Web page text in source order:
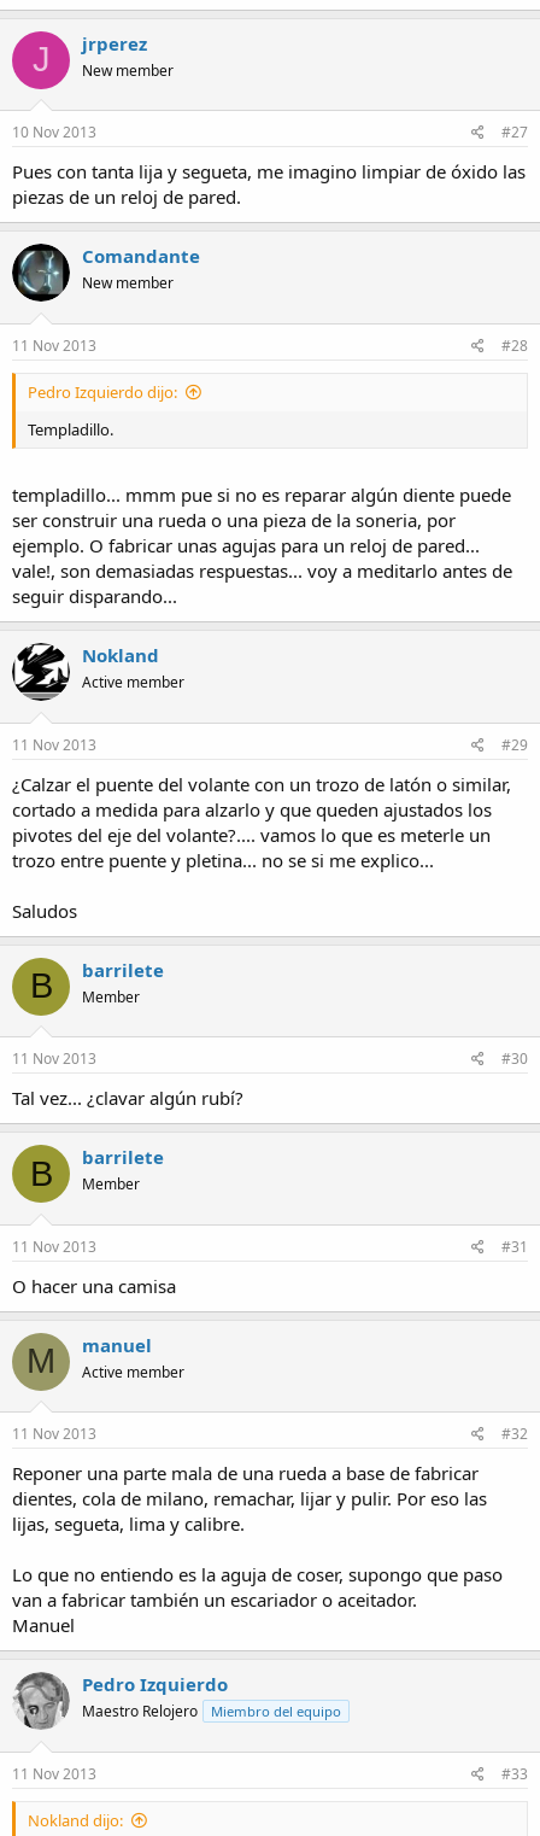
J jrperez
New member
10 Nov 2013 #27
Pues con tanta lija y segueta, me imagino limpiar de óxido las
piezas de un reloj de pared.
Comandante
New member
11 Nov 2013 #28
Pedro Izquierdo dijo:
Templadillo.
templadillo... mmm pue si no es reparar algún diente puede
ser construir una rueda o una pieza de la soneria, por
ejemplo. O fabricar unas agujas para un reloj de pared...
vale!, son demasiadas respuestas... voy a meditarlo antes de
seguir disparando...
Nokland
Active member
11 Nov 2013 #29
¿Calzar el puente del volante con un trozo de latón o similar,
cortado a medida para alzarlo y que queden ajustados los
pivotes del eje del volante?.... vamos lo que es meterle un
trozo entre puente y pletina... no se si me explico...
Saludos
B barrilete
Member
11 Nov 2013 #30
Tal vez... ¿clavar algún rubí?
B barrilete
Member
11 Nov 2013 #31
O hacer una camisa
M manuel
Active member
11 Nov 2013 #32
Reponer una parte mala de una rueda a base de fabricar
dientes, cola de milano, remachar, lijar y pulir. Por eso las
lijas, segueta, lima y calibre.
Lo que no entiendo es la aguja de coser, supongo que paso
van a fabricar también un escariador o aceitador.
Manuel
Pedro Izquierdo
Maestro Relojero Miembro del equipo
11 Nov 2013 #33
Nokland dijo: